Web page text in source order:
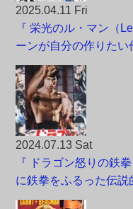
2025.04.11 Fri
『 栄光のル・マン（
ーンが自分の作りた
2024.07.13 Sat
『 ドラゴン怒りの鉄
に鉄拳をふるった伝説